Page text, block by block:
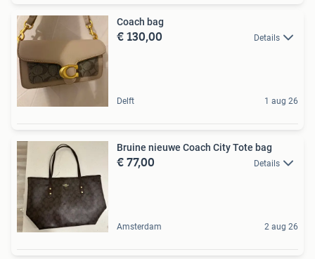
Coach bag
€ 130,00 Details
Delft 1 aug 26
Bruine nieuwe Coach City Tote bag
€ 77,00 Details
Amsterdam 2 aug 26